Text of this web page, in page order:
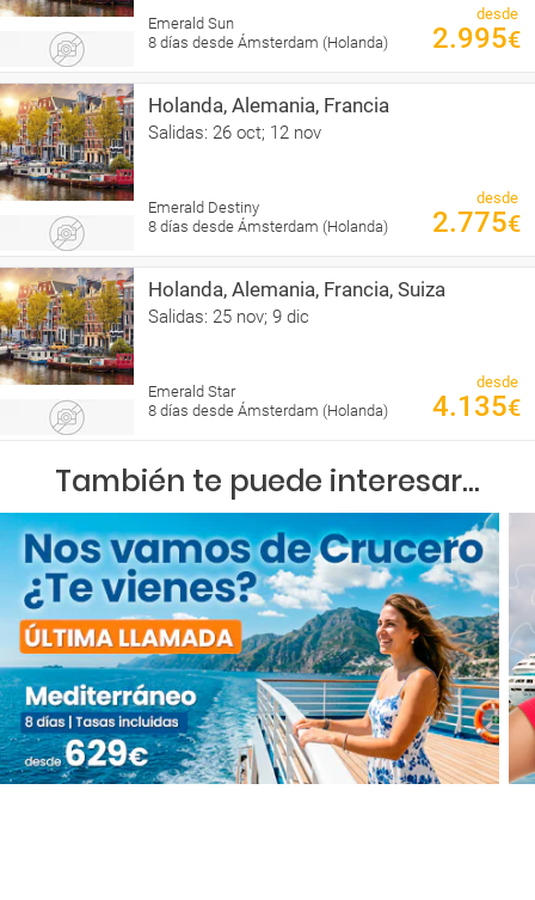
Emerald Sun
8 días desde Ámsterdam (Holanda)
desde
2.995€
Holanda, Alemania, Francia
Salidas: 26 oct; 12 nov
Emerald Destiny
8 días desde Ámsterdam (Holanda)
desde
2.775€
Holanda, Alemania, Francia, Suiza
Salidas: 25 nov; 9 dic
Emerald Star
8 días desde Ámsterdam (Holanda)
desde
4.135€
También te puede interesar...